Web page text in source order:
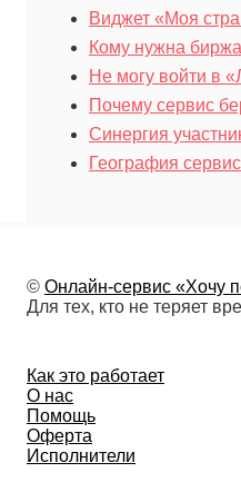
Виджет «Моя
Кому нужна
Не могу войти в
Почему сервис
Синергия
География
© Онлайн-сервис «Хочу
Для тех, кто не теряет
Как это работает
О нас
Помощь
Оферта
Исполнители